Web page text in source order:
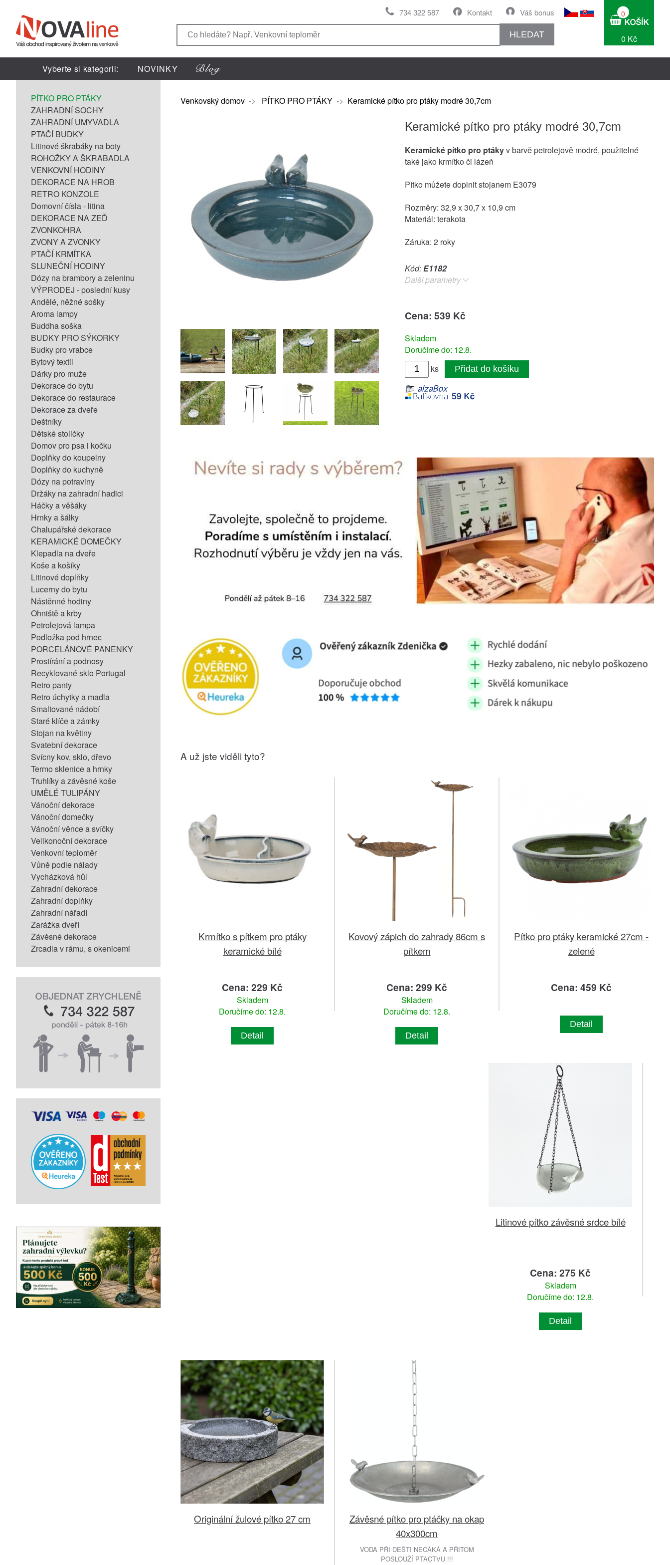
Váš bonus
Kontakt
734 322 587
HLEDAT
0
0 Kč
Vyberte si kategorii: NOVINKY
PÍTKO PRO PTÁKY
ZAHRADNÍ SOCHY
ZAHRADNÍ UMYVADLA
PTAČÍ BUDKY
Litinové škrabáky na boty
ROHOŽKY A ŠKRABADLA
VENKOVNÍ HODINY
DEKORACE NA HROB
RETRO KONZOLE
Domovní čísla - litina
DEKORACE NA ZEĎ
ZVONKOHRA
ZVONY A ZVONKY
PTAČÍ KRMÍTKA
SLUNEČNÍ HODINY
Dózy na brambory a zeleninu
VÝPRODEJ - poslední kusy
Andělé, něžné sošky
Aroma lampy
Buddha soška
BUDKY PRO SÝKORKY
Budky pro vrabce
Bytový textil
Dárky pro muže
Dekorace do bytu
Dekorace do restaurace
Dekorace za dveře
Deštníky
Dětské stoličky
Domov pro psa i kočku
Doplňky do koupelny
Doplňky do kuchyně
Dózy na potraviny
Držáky na zahradní hadici
Háčky a věšáky
Hrnky a šálky
Chalupářské dekorace
KERAMICKÉ DOMEČKY
Klepadla na dveře
Koše a košíky
Litinové doplňky
Lucerny do bytu
Nástěnné hodiny
Ohniště a krby
Petrolejová lampa
Podložka pod hrnec
PORCELÁNOVÉ PANENKY
Prostírání a podnosy
Recyklované sklo Portugal
Retro panty
Retro úchytky a madla
Smaltované nádobí
Staré klíče a zámky
Stojan na květiny
Svatební dekorace
Svícny kov, sklo, dřevo
Termo sklenice a hrnky
Truhlíky a závěsné koše
UMĚLÉ TULIPÁNY
Vánoční dekorace
Vánoční domečky
Vánoční věnce a svíčky
Velikonoční dekorace
Venkovní teploměr
Vůně podle nálady
Vycházková hůl
Zahradní dekorace
Zahradní doplňky
Zahradní nářadí
Zarážka dveří
Závěsné dekorace
Zrcadla v rámu, s okenicemi
Venkovský domov -> PÍTKO PRO PTÁKY -> Keramické pítko pro ptáky modré 30,7cm
Keramické pítko pro ptáky modré 30,7cm
Keramické pítko pro ptákyv barvě petrolejově modré, použitelné
také jako krmítko či lázeň
Pítko můžete doplnit stojanem E3079
Rozměry: 32,9 x 30,7 x 10,9 cm
Materiál: terakota
Záruka: 2 roky
Kód:E1182
Další parametry
Cena: 539 Kč
Skladem
Doručíme do: 12.8.
ks
Přidat do košíku
A už jste viděli tyto?
Krmítko s pítkem pro ptáky
keramické bílé
Cena: 229 Kč
Skladem
Doručíme do: 12.8.
Detail
Kovový zápich do zahrady 86cm s
pítkem
Cena: 299 Kč
Skladem
Doručíme do: 12.8.
Detail
Pítko pro ptáky keramické 27cm -
zelené
Cena: 459 Kč
Detail
Litinové pítko závěsné srdce bílé
Cena: 275 Kč
Skladem
Doručíme do: 12.8.
Detail
Originální žulové pítko 27 cm
Závěsné pítko pro ptáčky na okap
40x300cm
VODA PŘI DEŠTI NECÁKÁ A PŘITOM
POSLOUŽÍ PTACTVU !!!